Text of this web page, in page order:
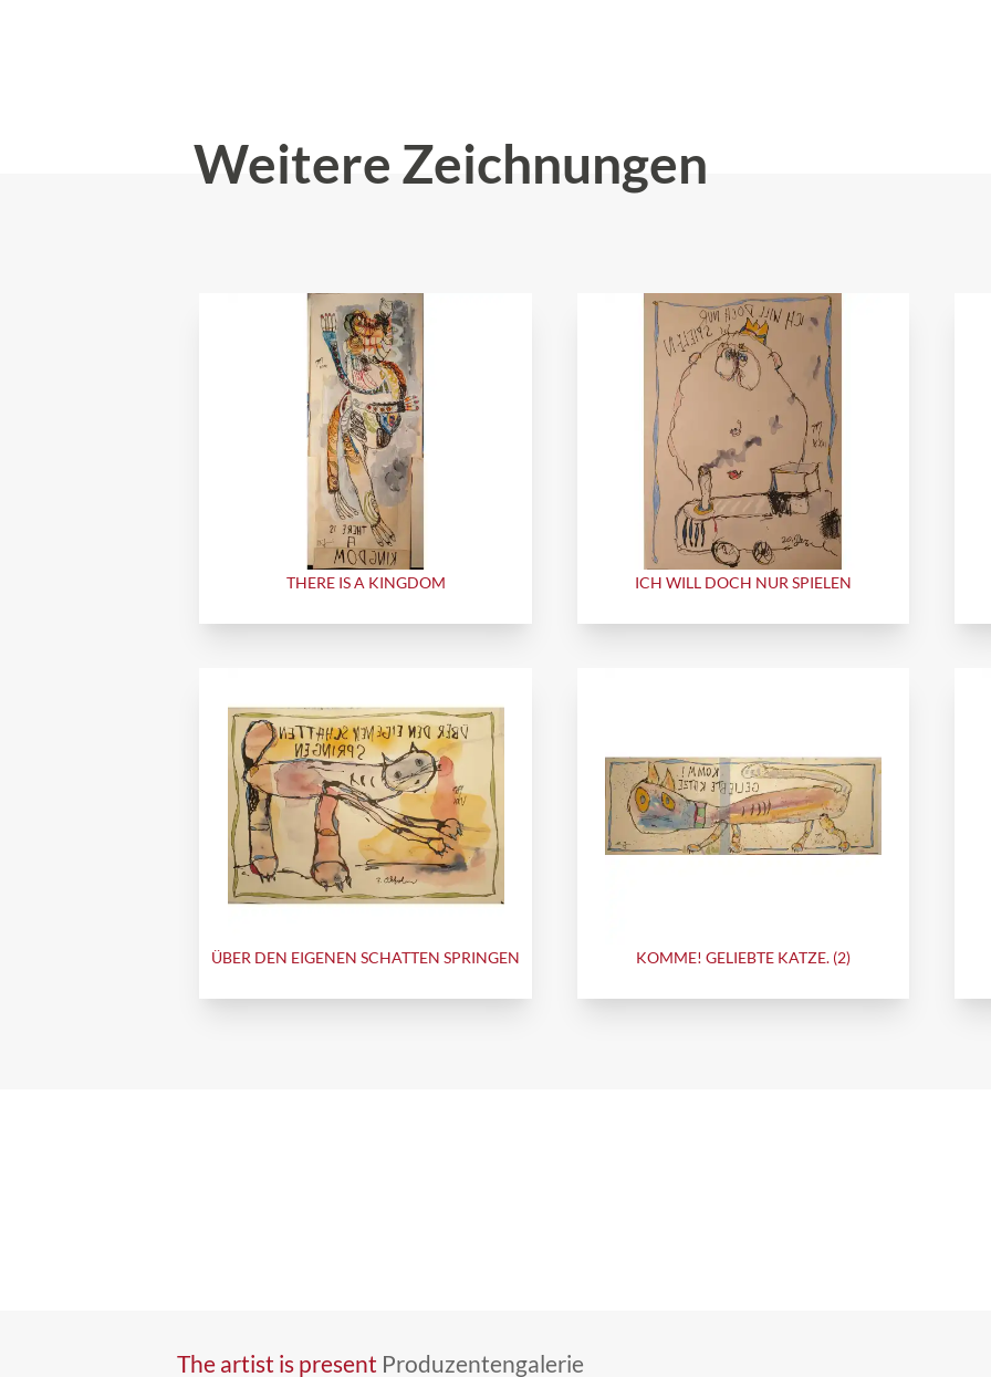
Weitere Zeichnungen
THERE IS A KINGDOM ICH WILL DOCH NUR SPIELEN
ÜBER DEN EIGENEN SCHATTEN SPRINGEN KOMME! GELIEBTE KATZE. (2)
The artist is present Produzentengalerie